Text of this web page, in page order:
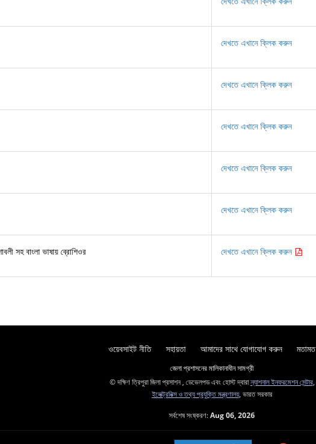
দেখতে এখানে ক্লিক করুন
দেখতে এখানে ক্লিক করুন
দেখতে এখানে ক্লিক করুন
দেখতে এখানে ক্লিক করুন
দেখতে এখানে ক্লিক করুন
সহ বাংলা ভাষায় ব্রোশিওর দেখতে এখানে ক্লিক করুন
ওয়েবসাইট নীতি সহায়তা আমাদের সাথে যোগাযোগ করুন মতামত
জেলা প্রশাসনের মালিকানাধীন সামগ্রী
© দক্ষিণ ত্রিপুরা জিলা প্রসাশন , ডেভেলপড এবং হোস্ট দ্বারান্যাশনাল ইনফরমেশন সেন্টার,
ইলেক্ট্রনিক্স ও তথ্য প্রযুক্তি মন্ত্রণালয়, ভারত সরকার
সর্বশেষ সংষ্করণ:Aug 06, 2026